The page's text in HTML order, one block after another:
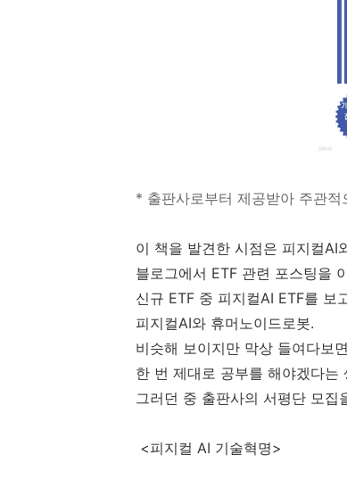
* 출판사로부터 제공받아 주관
이 책을 발견한 시점은 피지컬AI
블로그에서 ETF 관련 포스팅을
신규 ETF 중 피지컬AI ETF를 보
피지컬AI와 휴머노이드로봇.
비슷해 보이지만 막상 들여다보
한 번 제대로 공부를 해야겠다는
그러던 중 출판사의 서평단 모집
<피지컬 AI 기술혁명>